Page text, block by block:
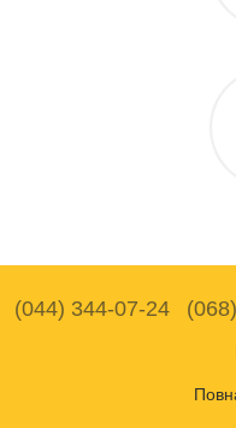
(044) 344-07-24